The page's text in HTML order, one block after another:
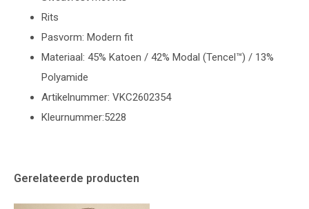
Rits
Pasvorm: Modern fit
Materiaal: 45% Katoen / 42% Modal (Tencel™) / 13%
Polyamide
Artikelnummer: VKC2602354
Kleurnummer:5228
Gerelateerde producten